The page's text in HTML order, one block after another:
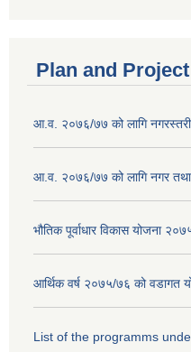
Plan and Project
आ.व. २०७६/७७ को लागि
आ.व. २०७६/७७ को लागि नगर तथा
भौतिक पूर्वाधार विकास योजना
आर्थिक वर्ष २०७५/७६ को वडागत
List of the programms